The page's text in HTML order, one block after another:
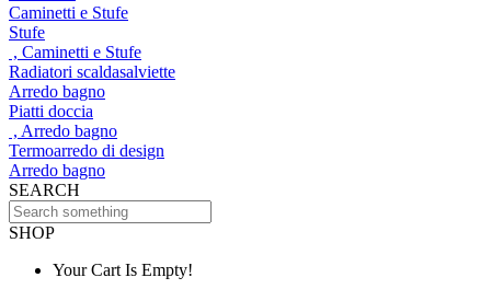
Caminetti e Stufe
Stufe
, Caminetti e Stufe
Radiatori scaldasalviette
Arredo bagno
Piatti doccia
, Arredo bagno
Termoarredo di design
Arredo bagno
SEARCH
SHOP
Your Cart Is Empty!